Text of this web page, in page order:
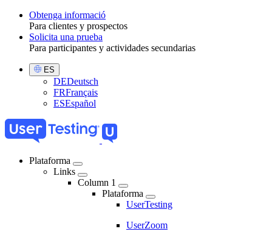
Toggle
Obtenga informació
Para clientes y prospectos
Solicita una prueba
Para participantes y actividades secundarias
Select
Language
ES
DEDeutsch
FRFrançais
ESEspañol
Plataforma
Links
Column 1
Plataforma
UserTesting
UserZoom